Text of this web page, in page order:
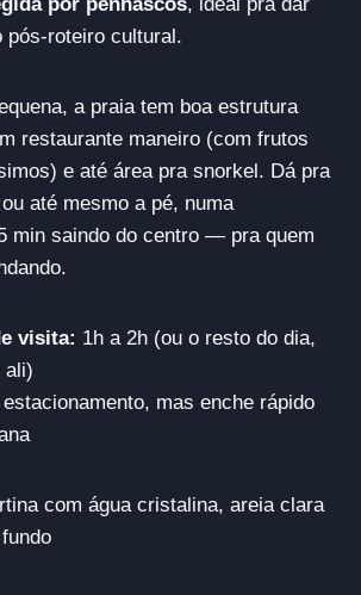
por penhascos, ideal pra dar
pós-roteiro cultural.
a praia tem boa estrutura
restaurante maneiro (com frutos
e até área pra snorkel. Dá pra
até mesmo a pé, numa
min saindo do centro — pra quem
visita: 1h a 2h (ou o resto do dia,
ali)
mas enche rápido